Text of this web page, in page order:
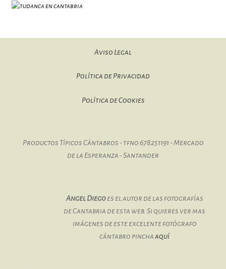
Aviso Legal
Política de Privacidad
Política de Cookies
Productos Típicos Cántabros - tfno 678251191 - Mercado
de la Esperanza - Santander
Angel Diegoes el autor de las fotografías
de Cantabria de esta web. Si quieres ver mas
imágenes de este excelente fotógrafo
cántabro pinchaaquí